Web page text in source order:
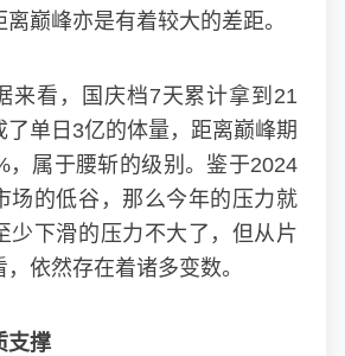
巅峰亦是有着较大的差距。
来看，国庆档7天累计拿到21
了单日3亿的体量，距离巅峰期
，属于腰斩的级别。鉴于2024
场的低谷，那么今年的压力就
少下滑的压力不大了，但从片
依然存在着诸多变数。
支撑